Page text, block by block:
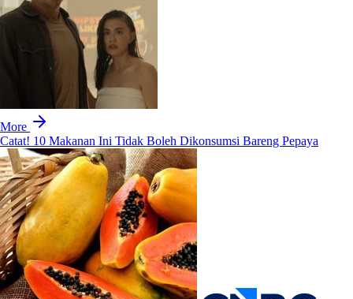
More
Catat! 10 Makanan Ini Tidak Boleh Dikonsumsi Bareng Pepaya